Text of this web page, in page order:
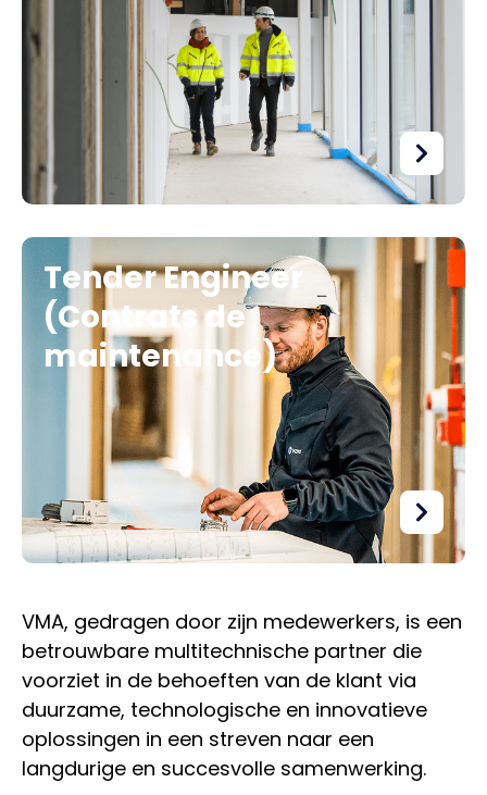
Tender Engineer
(Contrats de
maintenance)
VMA, gedragen door zijn medewerkers, is een
betrouwbare multitechnische partner die
voorziet in de behoeften van de klant via
duurzame, technologische en innovatieve
oplossingen in een streven naar een
langdurige en succesvolle samenwerking.